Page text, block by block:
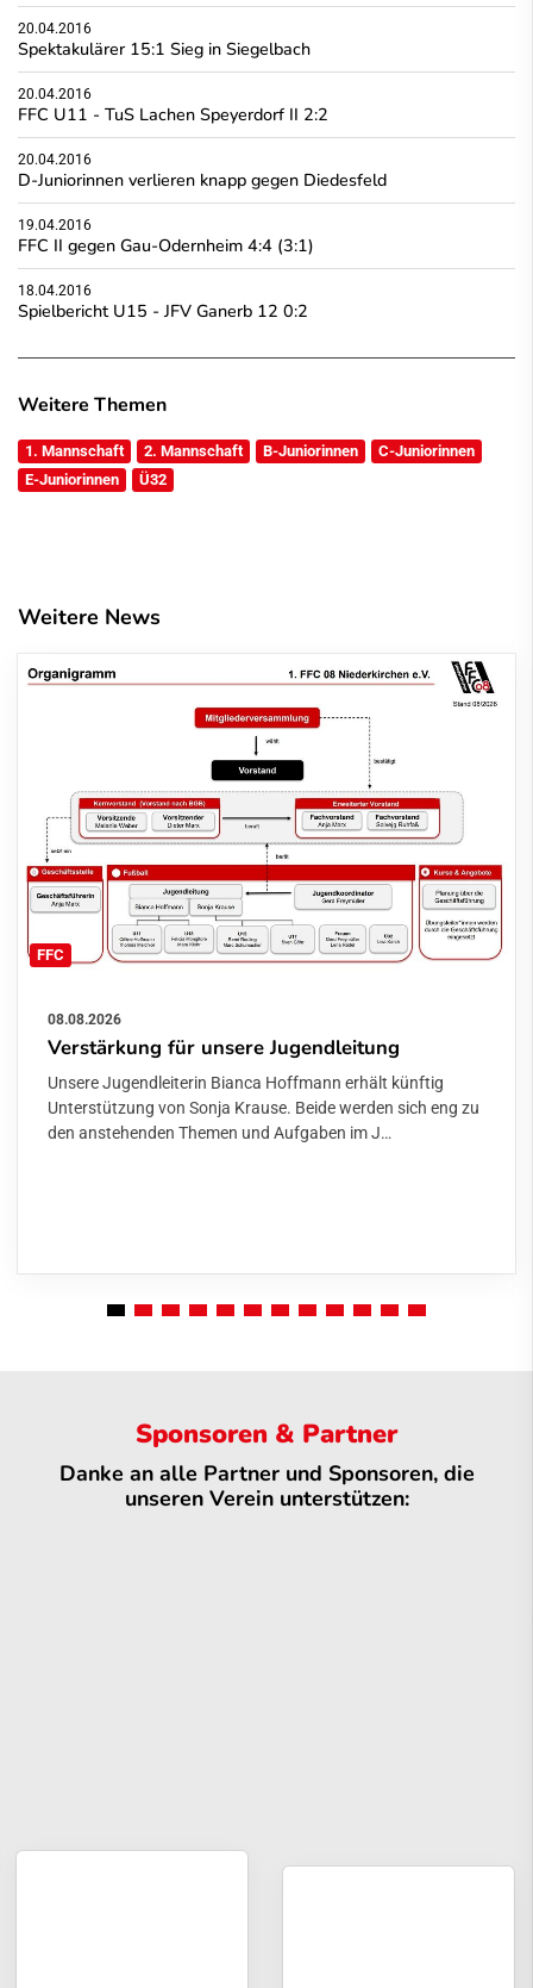
20.04.2016
Spektakulärer 15:1 Sieg in Siegelbach
20.04.2016
FFC U11 - TuS Lachen Speyerdorf II 2:2
20.04.2016
D-Juniorinnen verlieren knapp gegen Diedesfeld
19.04.2016
FFC II gegen Gau-Odernheim 4:4 (3:1)
18.04.2016
Spielbericht U15 - JFV Ganerb 12 0:2
Weitere Themen
1. Mannschaft 2. Mannschaft B-Juniorinnen
C-Juniorinnen
E-Juniorinnen
Ü32
Weitere News
FFC
08.08.2026
Verstärkung für unsere Jugendleitung
Unsere Jugendleiterin Bianca Hoffmann erhält künftig
Unterstützung von Sonja Krause. Beide werden sich eng zu
den anstehenden Themen und Aufgaben im J…
Sponsoren & Partner
Danke an alle Partner und Sponsoren, die
unseren Verein unterstützen: